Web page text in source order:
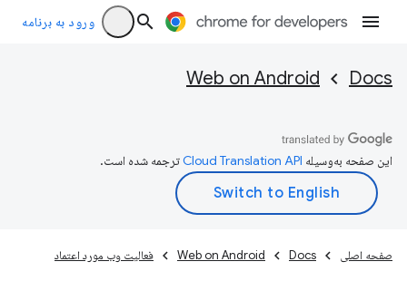
ورود به برنامه
Docs
Web on Android
این صفحه به‌وسیله ترجمه شده است.
صفحه اصلی Docs
Web on Android فعالیت وب مورد اعتماد